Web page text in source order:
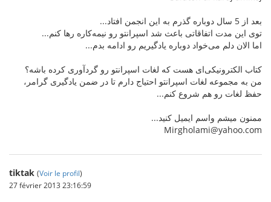
بعد از 5 سال دوباره گذرم به این انجمن افتاد...
توی این مدت اتفاقاتی باعث شد اسپرانتو رو نیمه‌کاره رها کنم...
اما الان دلم می‌خواد دوباره یادگیریم رو ادامه بدم...
کتاب الکترونیکی‌ای هست که لغات اسپرانتو رو گردآوری کرده باشه؟
من به مجموعه لغات اسپرانتو احتیاج دارم تا در ضمن یادگیری گرامر،
حفظ لغات رو هم شروع کنم...
ممنون میشم واسم ایمیل کنید...
Mirgholami@yahoo.com
tiktak (Voir le profil)
27 février 2013 23:16:59